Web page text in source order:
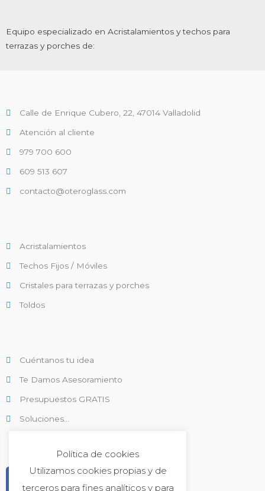
Equipo especializado en Acristalamientos y techos para
terrazas y porches de:
Calle de Enrique Cubero, 22, 47014 Valladolid
Atención al cliente
979 700 600
609 513 607
contacto@oteroglass.com
Acristalamientos
Techos Fijos / Móviles
Cristales para terrazas y porches
Toldos
Cuéntanos tu idea
Te Damos Asesoramiento
Presupuestos GRATIS
Soluciones...
I
Y
Política de cookies
Utilizamos cookies propias y de
terceros para fines analíticos y para